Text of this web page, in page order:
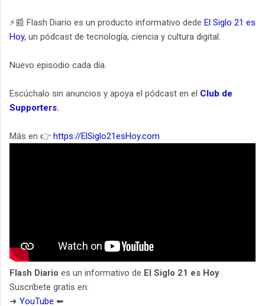
⚡️📰 Flash Diario es un producto informativo dede El Siglo 21 es
Hoy, un pódcast de tecnología, ciencia y cultura digital.
Nuevo episodio cada día.
Escúchalo sin anuncios y apoya el pódcast en el Club de
Supporters.
Más en 👉 https://ElSiglo21esHoy.com
Flash Diario es un informativo de El Siglo 21 es Hoy
Suscríbete gratis en:
➜ YouTube ⬅︎